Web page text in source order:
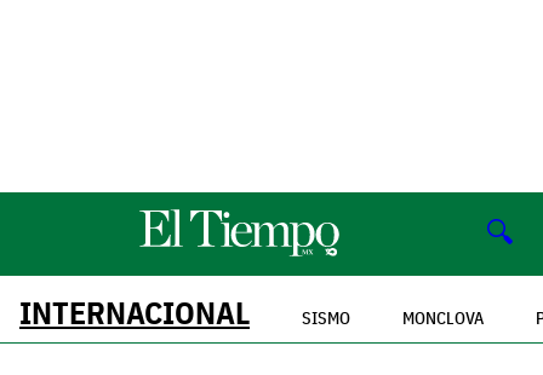
🔍
INTERNACIONAL SISMO MONCLOVA